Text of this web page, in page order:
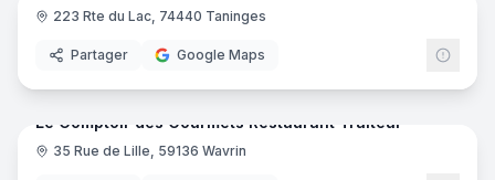
223 Rte du Lac, 74440 Taninges
Partager Google Maps
Le Comptoir des Gourmets Restaurant Traiteur
35 Rue de Lille, 59136 Wavrin